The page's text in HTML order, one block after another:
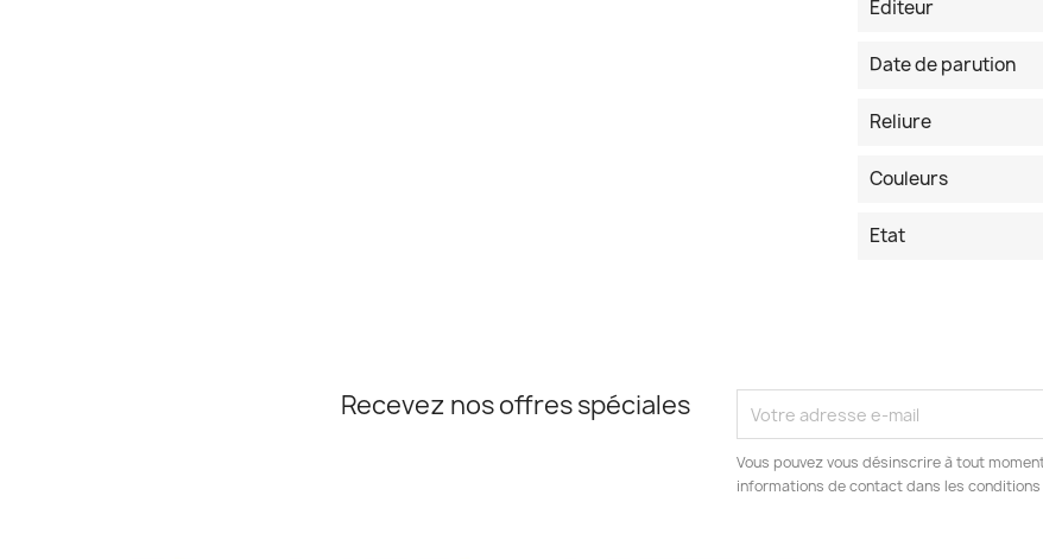
Editeur
Date de parution
Reliure
Couleurs
Etat
Recevez nos offres spéciales
Vous pouvez vous désinscrire à tout
informations de contact dans les